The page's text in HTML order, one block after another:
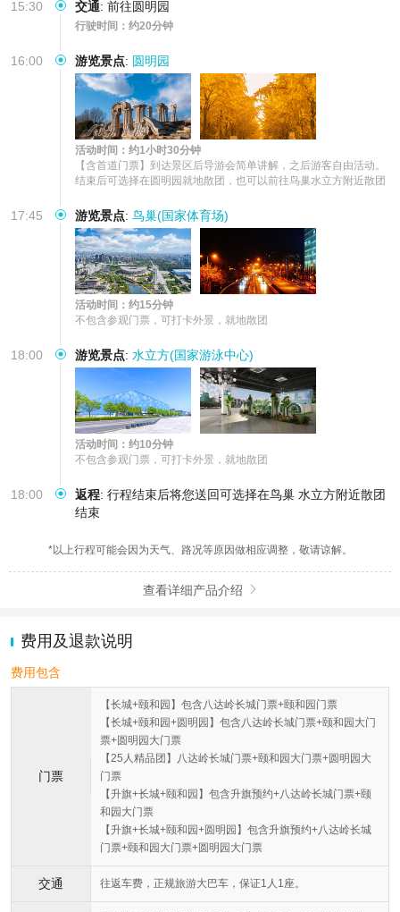
15:30 交通: 前往圆明园
行驶时间：约20分钟
16:00 游览景点: 圆明园
活动时间：约1小时30分钟
【含首道门票】到达景区后导游会简单讲解，之后游客自由活动。
结束后可选择在圆明园就地散团，也可以前往鸟巢水立方附近散团
17:45 游览景点: 鸟巢(国家体育场)
活动时间：约15分钟
不包含参观门票，可打卡外景，就地散团
18:00 游览景点: 水立方(国家游泳中心)
活动时间：约10分钟
不包含参观门票，可打卡外景，就地散团
18:00 返程: 行程结束后将您送回可选择在鸟巢 水立方附近散团
结束
*以上行程可能会因为天气、路况等原因做相应调整，敬请谅解。
查看详细产品介绍 
费用及退款说明
费用包含
门票
【长城+颐和园】包含八达岭长城门票+颐和园门票
【长城+颐和园+圆明园】包含八达岭长城门票+颐和园大门
票+圆明园大门票
【25人精品团】八达岭长城门票+颐和园大门票+圆明园大
门票
【升旗+长城+颐和园】包含升旗预约+八达岭长城门票+颐
和园大门票
【升旗+长城+颐和园+圆明园】包含升旗预约+八达岭长城
门票+颐和园大门票+圆明园大门票
交通 往返车费，正规旅游大巴车，保证1人1座。